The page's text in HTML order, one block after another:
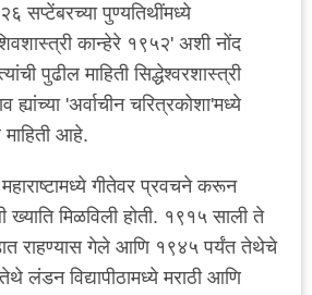
सप्टेंबरच्या पुण्यतिथींमध्ये
कान्हेरे १९५२' अशी नोंद
पुढील माहिती सिद्धेश्वरशास्त्री
ह्यांच्या 'अर्वाचीन चरित्रकोशा'मध्ये
माहिती आहे.
महाराष्टामध्ये गीतेवर प्रवचने करून
ख्याति मिळविली होती. १९१५ साली ते
राहण्यास गेले आणि १९४५ पर्यंत तेथेचे
लंडन विद्यापीठामध्ये मराठी आणि